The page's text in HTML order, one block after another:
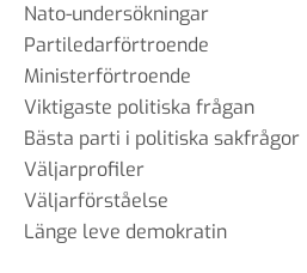
Nato-undersökningar
Partiledarförtroende
Ministerförtroende
Viktigaste politiska frågan
Bästa parti i politiska sakfrågor
Väljarprofiler
Väljarförståelse
Länge leve demokratin